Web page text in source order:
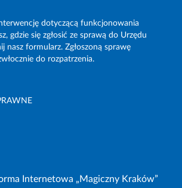
dotyczącą funkcjonowania
gdzie się zgłosić ze sprawą do Urzędu
nasz formularz. Zgłoszoną sprawę
do rozpatrzenia.
Internetowa „Magiczny Kraków”